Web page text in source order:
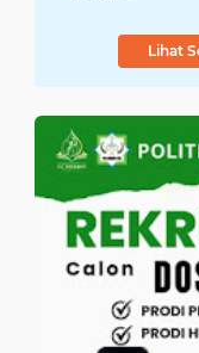
Bergerak
Lihat